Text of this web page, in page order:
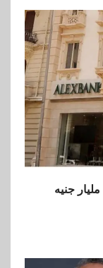
بنك الإسكندرية يحقق صافي أرباح 7.54 مليار جنيه